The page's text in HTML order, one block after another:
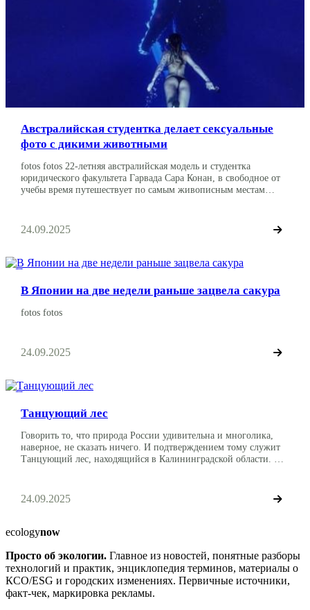
Австралийская студентка делает сексуальные
фото с дикими животными
fotos fotos 22-летняя австралийская модель и студентка
юридического факультета Гарвада Сара Конан, в свободное от
учебы время путешествует по самым живописным местам
нередко идет на риск. Например, плавает с акулами и кормит
их с рук разделанной рыбой. Во время […]
24.09.2025
Путешествия
В Японии на две недели раньше зацвела сакура
fotos fotos
24.09.2025
Путешествия
Танцующий лес
Говорить то, что природа России удивительна и многолика,
наверное, не сказать ничего. И подтверждением тому служит
Танцующий лес, находящийся в Калининградской области. В
формы вплоть до формы кольца, сердца. Немного истории В
1961 г на Куршской косе […]
24.09.2025
ecologynow
Просто об экологии. Главное из новостей, понятные разборы
технологий и практик, энциклопедия терминов, материалы о
КСО/ESG и городских изменениях. Первичные источники,
факт-чек, маркировка рекламы.